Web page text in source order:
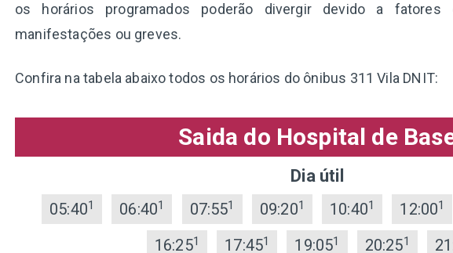
os horários programados poderão divergir devido a fatores
manifestações ou greves.
Confira na tabela abaixo todos os horários do ônibus 311 Vila DNIT:
Saida do Hospital de
Dia útil
05:401 06:401 07:551 09:201 10:401 12:001
16:251 17:451 19:051 20:251